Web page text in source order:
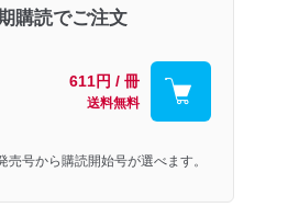
購読でご注文
611円 / 冊
送料無料
号から購読開始号が選べます。